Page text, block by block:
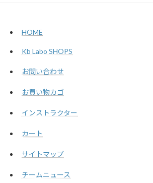
HOME
Kb Labo SHOPS
お問い合わせ
お買い物カゴ
インストラクター
カート
サイトマップ
チームニュース